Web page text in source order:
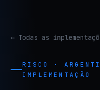
← Todas as
RISCO ·
IMPLEMENTAÇÃO